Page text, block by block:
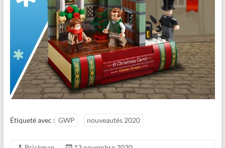
Étiqueté avec : GWP nouveautés 2020